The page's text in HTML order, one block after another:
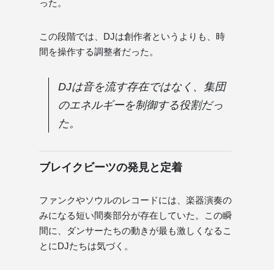
った。
この段階では、DJは創作者というよりも、時
間を操作する調整者だった。
DJは音を流す存在ではなく、集団
のエネルギーを制御する役割だっ
た。
ブレイクビーツの発見と定着
ファンクやソウルのレコードには、楽器演奏の
みになる短い間奏部分が存在していた。この瞬
間に、ダンサーたちの動きが最も激しくなるこ
とにDJたちは気づく。